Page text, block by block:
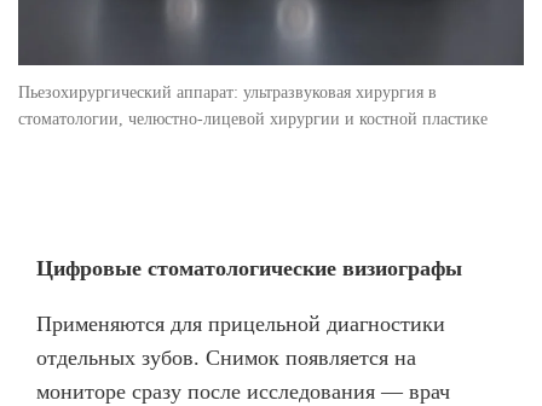
Съемные зубные протезы
КОНТАКТЫ
Пьезохирургический аппарат: ультразвуковая хирургия в
стоматологии, челюстно-лицевой хирургии и костной пластике
Цифровые стоматологические визиографы
Применяются для прицельной диагностики
отдельных зубов. Снимок появляется на
мониторе сразу после исследования — врач